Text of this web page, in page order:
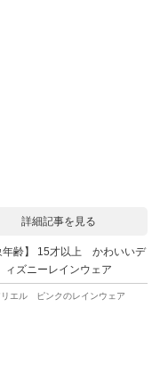
詳細記事を見る
年齢】 15才以上 かわいいデ
ィズニーレインウェア
リエル ピンクのレインウェア